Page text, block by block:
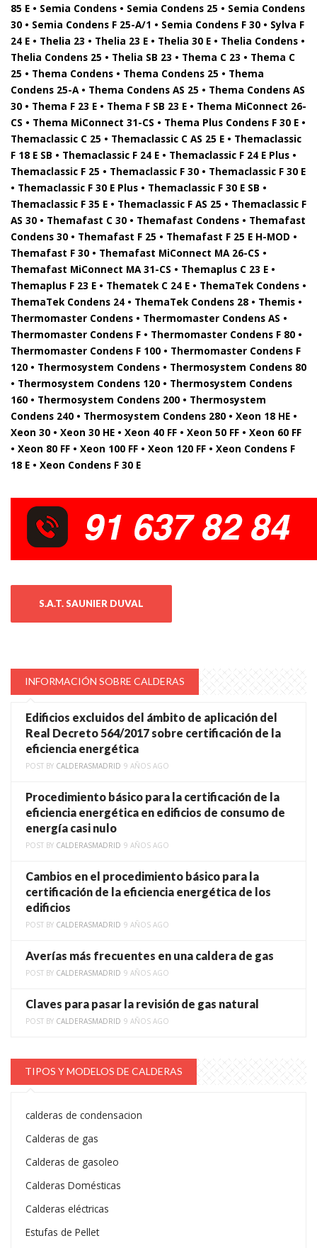
85 E • Semia Condens • Semia Condens 25 • Semia Condens
30 • Semia Condens F 25-A/1 • Semia Condens F 30 • Sylva F
24 E • Thelia 23 • Thelia 23 E • Thelia 30 E • Thelia Condens •
Thelia Condens 25 • Thelia SB 23 • Thema C 23 • Thema C
25 • Thema Condens • Thema Condens 25 • Thema
Condens 25-A • Thema Condens AS 25 • Thema Condens AS
30 • Thema F 23 E • Thema F SB 23 E • Thema MiConnect 26-
CS • Thema MiConnect 31-CS • Thema Plus Condens F 30 E •
Themaclassic C 25 • Themaclassic C AS 25 E • Themaclassic
F 18 E SB • Themaclassic F 24 E • Themaclassic F 24 E Plus •
Themaclassic F 25 • Themaclassic F 30 • Themaclassic F 30 E
• Themaclassic F 30 E Plus • Themaclassic F 30 E SB •
Themaclassic F 35 E • Themaclassic F AS 25 • Themaclassic F
AS 30 • Themafast C 30 • Themafast Condens • Themafast
Condens 30 • Themafast F 25 • Themafast F 25 E H-MOD •
Themafast F 30 • Themafast MiConnect MA 26-CS •
Themafast MiConnect MA 31-CS • Themaplus C 23 E •
Themaplus F 23 E • Thematek C 24 E • ThemaTek Condens •
ThemaTek Condens 24 • ThemaTek Condens 28 • Themis •
Thermomaster Condens • Thermomaster Condens AS •
Thermomaster Condens F • Thermomaster Condens F 80 •
Thermomaster Condens F 100 • Thermomaster Condens F
120 • Thermosystem Condens • Thermosystem Condens 80
• Thermosystem Condens 120 • Thermosystem Condens
160 • Thermosystem Condens 200 • Thermosystem
Condens 240 • Thermosystem Condens 280 • Xeon 18 HE •
Xeon 30 • Xeon 30 HE • Xeon 40 FF • Xeon 50 FF • Xeon 60 FF
• Xeon 80 FF • Xeon 100 FF • Xeon 120 FF • Xeon Condens F
18 E • Xeon Condens F 30 E
S.A.T. SAUNIER DUVAL
INFORMACIÓN SOBRE CALDERAS
Edificios excluidos del ámbito de aplicación del
Real Decreto 564/2017 sobre certificación de la
eficiencia energética
POST BY CALDERASMADRID 9 AÑOS AGO
Procedimiento básico para la certificación de la
eficiencia energética en edificios de consumo de
energía casi nulo
POST BY CALDERASMADRID 9 AÑOS AGO
Cambios en el procedimiento básico para la
certificación de la eficiencia energética de los
edificios
POST BY CALDERASMADRID 9 AÑOS AGO
Averías más frecuentes en una caldera de gas
POST BY CALDERASMADRID 9 AÑOS AGO
Claves para pasar la revisión de gas natural
POST BY CALDERASMADRID 9 AÑOS AGO
TIPOS Y MODELOS DE CALDERAS
calderas de condensacion
Calderas de gas
Calderas de gasoleo
Calderas Domésticas
Calderas eléctricas
Estufas de Pellet